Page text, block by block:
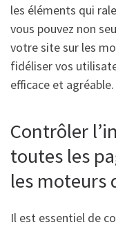
les éléments qui
vous pouvez non
votre site sur les
fidéliser vos
efficace et agréable.
Contrôler
toutes les
les moteurs
Il est essentiel de